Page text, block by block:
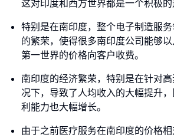
这对印度和西方世界都是一个积极的
特别是在南印度，整个电子制造服
的繁荣，使得很多南印度公司能够
第一世界的价格向客户收费。
南印度的经济繁荣，特别是在针对
况下，导致了人均收入的大幅提升
利能力也大幅增长。
由于之前医疗服务在南印度的价格